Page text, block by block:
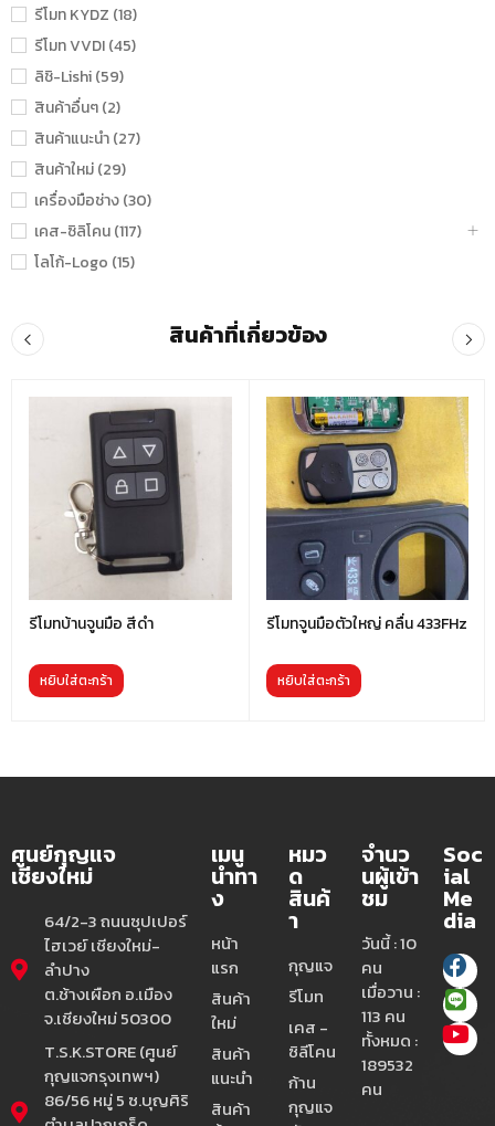
รีโมท KYDZ (18)
รีโมท VVDI (45)
ลิชิ-Lishi (59)
สินค้าอื่นๆ (2)
สินค้าแนะนำ (27)
สินค้าใหม่ (29)
เครื่องมือช่าง (30)
เคส-ซิลิโคน (117)
โลโก้-Logo (15)
สินค้าที่เกี่ยวข้อง
รีโมทบ้านจูนมือ สีดำ
หยิบใส่ตะกร้า
รีโมทจูนมือตัวใหญ่ คลื่น 433FHz
หยิบใส่ตะกร้า
ศูนย์กุญแจ
เชียงใหม่
64/2-3 ถนนซุปเปอร์
ไฮเวย์ เชียงใหม่-
ลำปาง
ต.ช้างเผือก อ.เมือง
จ.เชียงใหม่ 50300
T.S.K.STORE (ศูนย์
กุญแจกรุงเทพฯ)
86/56 หมู่ 5 ซ.บุญศิริ
เมนู
นำทา
ง
หน้า
แรก
สินค้า
ใหม่
สินค้า
แนะนำ
สินค้า
หมว
ด
สินค้
า
กุญแจ
รีโมท
เคส -
ซิลีโคน
ก้าน
กุญแจ
จำนว
นผู้เข้า
ชม
วันนี้ : 10
คน
เมื่อวาน :
113 คน
ทั้งหมด :
189532
คน
Soc
ial
Me
dia